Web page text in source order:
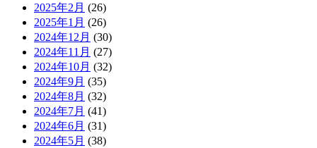
2025年2月 (26)
2025年1月 (26)
2024年12月 (30)
2024年11月 (27)
2024年10月 (32)
2024年9月 (35)
2024年8月 (32)
2024年7月 (41)
2024年6月 (31)
2024年5月 (38)